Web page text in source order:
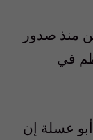
منذ صدور
في
عسلة إن